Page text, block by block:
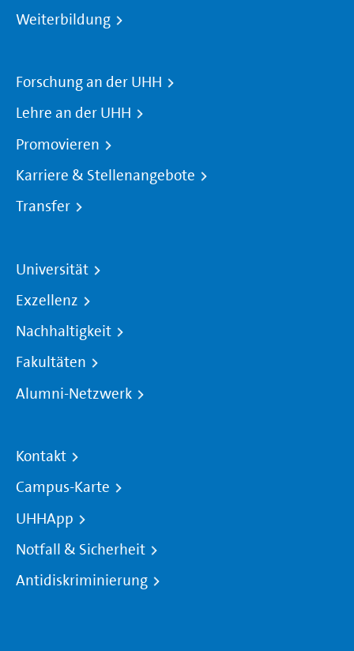
Weiterbildung
Forschung an der UHH
Lehre an der UHH
Promovieren
Karriere & Stellenangebote
Transfer
Universität
Exzellenz
Nachhaltigkeit
Fakultäten
Alumni-Netzwerk
Kontakt
Campus-Karte
UHHApp
Notfall & Sicherheit
Antidiskriminierung